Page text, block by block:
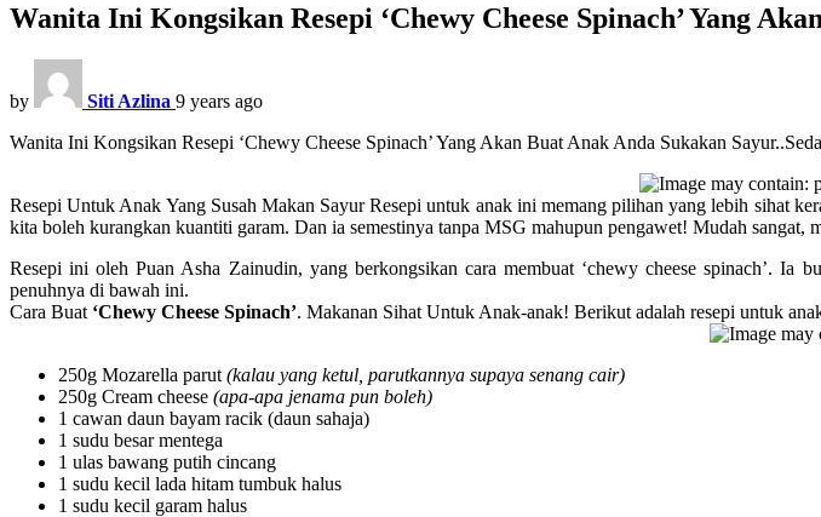
Wanita Ini Kongsikan Resepi ‘Chewy Cheese Spinach’ Yang
by Siti Azlina 9 years ago
Wanita Ini Kongsikan Resepi ‘Chewy Cheese Spinach’ Yang Akan Buat Anak Anda Sukakan
Resepi Untuk Anak Yang Susah Makan Sayur Resepi untuk anak ini memang pilihan yang lebih sihat
kita boleh kurangkan kuantiti garam. Dan ia semestinya tanpa MSG mahupun pengawet! Mudah sangat,
Resepi ini oleh Puan Asha Zainudin, yang berkongsikan cara membuat ‘chewy cheese spinach’. Ia
penuhnya di bawah ini.
Cara Buat ‘Chewy Cheese Spinach’. Makanan Sihat Untuk Anak-anak! Berikut adalah resepi untuk
250g Mozarella parut (kalau yang ketul, parutkannya supaya senang cair)
250g Cream cheese (apa-apa jenama pun boleh)
1 cawan daun bayam racik (daun sahaja)
1 sudu besar mentega
1 ulas bawang putih cincang
1 sudu kecil lada hitam tumbuk halus
1 sudu kecil garam halus